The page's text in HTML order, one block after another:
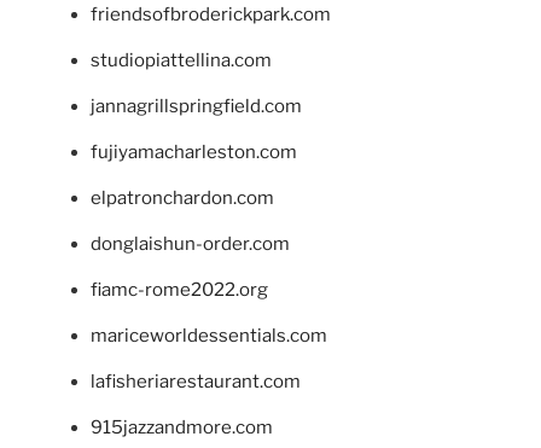
friendsofbroderickpark.com
studiopiattellina.com
jannagrillspringfield.com
fujiyamacharleston.com
elpatronchardon.com
donglaishun-order.com
fiamc-rome2022.org
mariceworldessentials.com
lafisheriarestaurant.com
915jazzandmore.com